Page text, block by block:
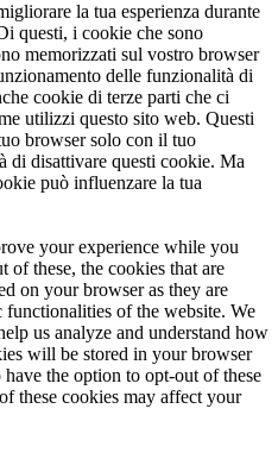
la tua esperienza durante
questi, i cookie che sono
memorizzati sul vostro browser
delle funzionalità di
cookie di terze parti che ci
utilizzi questo sito web. Questi
browser solo con il tuo
di disattivare questi cookie. Ma
può influenzare la tua
your experience while you
of these, the cookies that are
on your browser as they are
of the website. We
us analyze and understand how
will be stored in your browser
the option to opt-out of these
these cookies may affect your